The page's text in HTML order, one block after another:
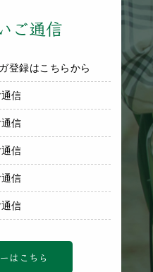
ご通信
登録はこちらから
信
信
信
信
信
はこちら